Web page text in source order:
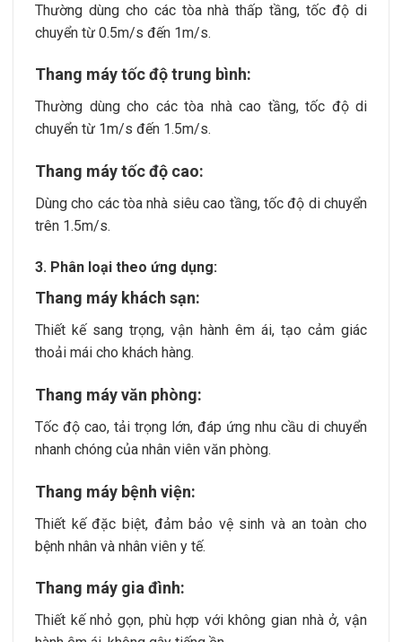
Thường dùng cho các tòa nhà thấp tầng, tốc độ di
chuyển từ 0.5m/s đến 1m/s.
Thang máy tốc độ trung bình:
Thường dùng cho các tòa nhà cao tầng, tốc độ di
chuyển từ 1m/s đến 1.5m/s.
Thang máy tốc độ cao:
Dùng cho các tòa nhà siêu cao tầng, tốc độ di chuyển
trên 1.5m/s.
3. Phân loại theo ứng dụng:
Thang máy khách sạn:
Thiết kế sang trọng, vận hành êm ái, tạo cảm giác
thoải mái cho khách hàng.
Thang máy văn phòng:
Tốc độ cao, tải trọng lớn, đáp ứng nhu cầu di chuyển
nhanh chóng của nhân viên văn phòng.
Thang máy bệnh viện:
Thiết kế đặc biệt, đảm bảo vệ sinh và an toàn cho
bệnh nhân và nhân viên y tế.
Thang máy gia đình:
Thiết kế nhỏ gọn, phù hợp với không gian nhà ở, vận